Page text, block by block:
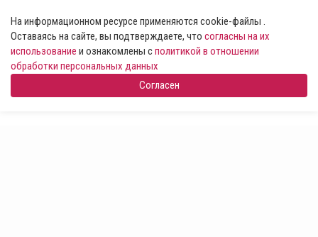
На информационном ресурсе применяются cookie-файлы .
Оставаясь на сайте, вы подтверждаете, что согласны на их
использование и ознакомлены сполитикой в отношении
обработки персональных данных
Согласен